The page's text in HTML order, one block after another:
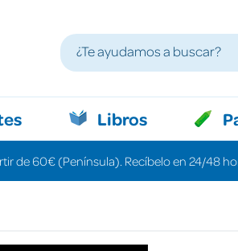
Libros
de 60€ (Península). Recíbelo en 24/48